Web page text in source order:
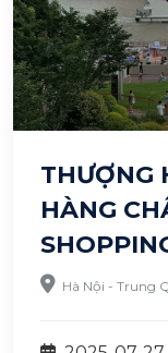
THƯỢNG
HÀNG
Hà Nội - Trung